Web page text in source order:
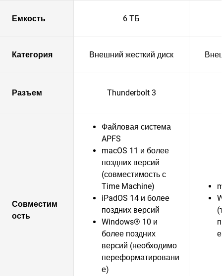
Емкость 6 ТБ
Категория Внешний жесткий диск
Разъем Thunderbolt 3
Совместим
ость
Файловая система
APFS
macOS 11 и более
поздних версий
(совместимость с
Time Machine)
iPadOS 14 и более
поздних версий
Windows® 10 и
более поздних
версий (необходимо
переформатировани
е)